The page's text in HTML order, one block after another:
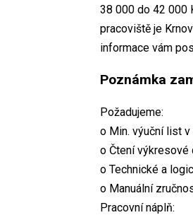
38 000 do 42 000
pracoviště je
informace vám
Poznámka
Požadujeme:
o Min. výuční list
o Čtení výkresové
o Technické a
o Manuální
Pracovní náplň: